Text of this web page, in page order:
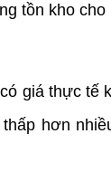
tồn kho
giá thực tế
hơn